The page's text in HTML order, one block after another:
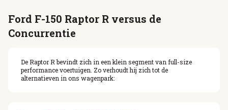
Ford F-150 Raptor R versus de
Concurrentie
De Raptor R bevindt zich in een klein segment van full-size
performance voertuigen. Zo verhoudt hij zich tot de
alternatieven in ons wagenpark: